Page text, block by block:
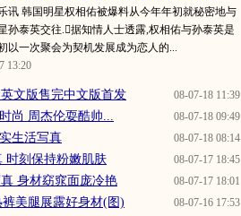
讯 韩国明星权相佑被爆料从今年年初就秘密地与
孙泰英交往.据知情人士透露,权相佑与孙泰英是
以一次聚会为契机发展成为恋人的...
13:20
08-07-18 11:39
文版售完中文版首发
08-07-18 09:49
尚 周杰伦耍酷帅...
08-07-18 08:14
生活写真
08-07-17 18:45
时刻保持粉嫩肌肤
08-07-17 18:01
身材窈窕面庞冷艳
08-07-16 17:53
美腿展露好身材(图)